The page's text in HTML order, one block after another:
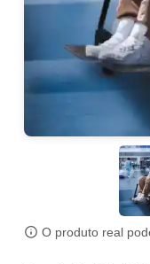
O produto real